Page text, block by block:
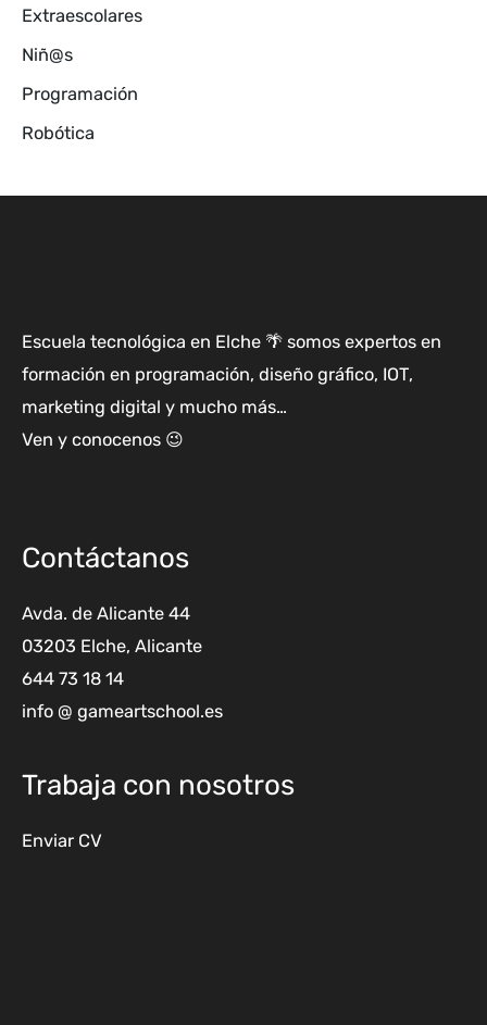
Extraescolares
Niñ@s
Programación
Robótica
Escuela tecnológica en Elche 🌴 somos expertos en
formación en programación, diseño gráfico, IOT,
marketing digital y mucho más…
Ven y conocenos 😉
Contáctanos
Avda. de Alicante 44
03203 Elche, Alicante
644 73 18 14
info @ gameartschool.es
Trabaja con nosotros
Enviar CV